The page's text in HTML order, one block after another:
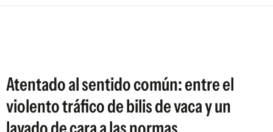
ARGENTINA
Atentado al sentido común: entre el
violento tráfico de bilis de vaca y un